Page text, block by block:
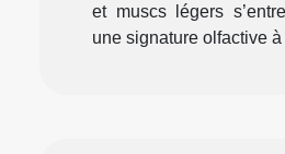
et muscs légers
une signature olfactive à